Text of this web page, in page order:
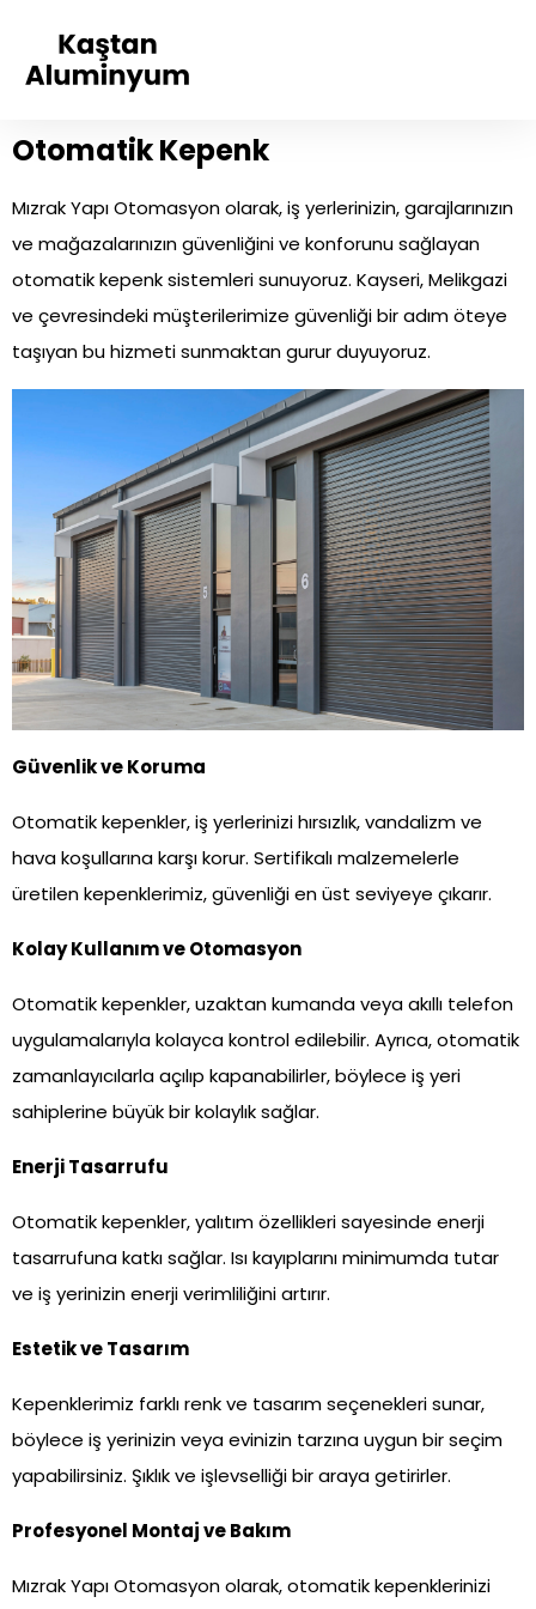
Otomatik Kepenk
Mızrak Yapı Otomasyon olarak, iş yerlerinizin, garajlarınızın
ve mağazalarınızın güvenliğini ve konforunu sağlayan
otomatik kepenk sistemleri sunuyoruz. Kayseri, Melikgazi
ve çevresindeki müşterilerimize güvenliği bir adım öteye
taşıyan bu hizmeti sunmaktan gurur duyuyoruz.
Güvenlik ve Koruma
Otomatik kepenkler, iş yerlerinizi hırsızlık, vandalizm ve
hava koşullarına karşı korur. Sertifikalı malzemelerle
üretilen kepenklerimiz, güvenliği en üst seviyeye çıkarır.
Kolay Kullanım ve Otomasyon
Otomatik kepenkler, uzaktan kumanda veya akıllı telefon
uygulamalarıyla kolayca kontrol edilebilir. Ayrıca, otomatik
zamanlayıcılarla açılıp kapanabilirler, böylece iş yeri
sahiplerine büyük bir kolaylık sağlar.
Enerji Tasarrufu
Otomatik kepenkler, yalıtım özellikleri sayesinde enerji
tasarrufuna katkı sağlar. Isı kayıplarını minimumda tutar
ve iş yerinizin enerji verimliliğini artırır.
Estetik ve Tasarım
Kepenklerimiz farklı renk ve tasarım seçenekleri sunar,
böylece iş yerinizin veya evinizin tarzına uygun bir seçim
yapabilirsiniz. Şıklık ve işlevselliği bir araya getirirler.
Profesyonel Montaj ve Bakım
Mızrak Yapı Otomasyon olarak, otomatik kepenklerinizi